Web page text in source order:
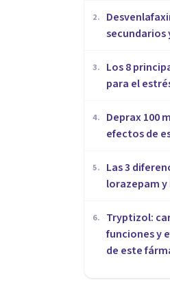
2.
secundarios
3.
Los 8
para el
4.
Deprax 100
efectos de
5.
Las 3
lorazepam
6.
Tryptizol:
funciones y
de este